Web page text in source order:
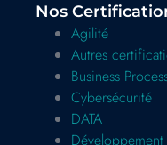
Nos
Agilité
Autres
Business
Cybersécurité
DATA
Développement